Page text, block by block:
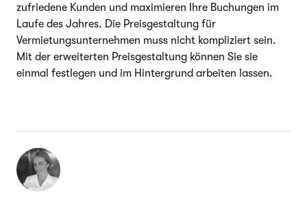
zufriedene Kunden und maximieren Ihre Buchungen im
Laufe des Jahres. Die Preisgestaltung für
Vermietungsunternehmen muss nicht kompliziert sein.
Mit der erweiterten Preisgestaltung können Sie sie
einmal festlegen und im Hintergrund arbeiten lassen.